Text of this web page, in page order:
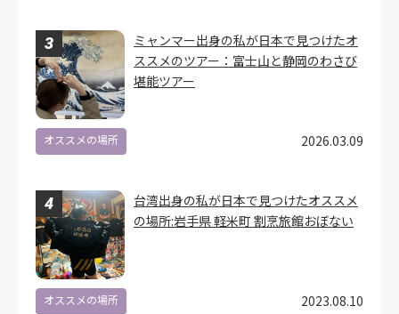
オススメの場所
ミャンマー出身の私が日本で見つけたオ
ススメのツアー：富士山と静岡のわさび
堪能ツアー
2026.03.09
オススメの場所
台湾出身の私が日本で見つけたオススメ
の場所:岩手県 軽米町 割烹旅館おぼない
2023.08.10